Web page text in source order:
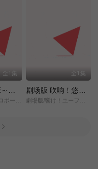
全1集
世界第一初恋～求婚篇～
全1集
剧场版 吹响！悠风号～想要传达的旋律～